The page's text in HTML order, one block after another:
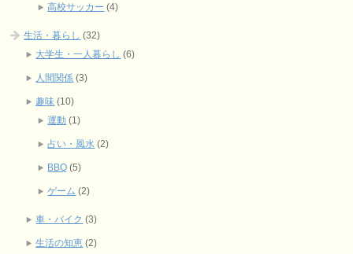
高校サッカー (4)
生活・暮らし (32)
大学生・一人暮らし (6)
人間関係 (3)
趣味 (10)
運動 (1)
占い・風水 (2)
BBQ (5)
ゲーム (2)
車・バイク (3)
生活の知恵 (2)